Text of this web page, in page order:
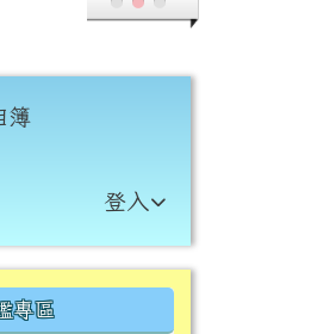
簿
登入
容
專區